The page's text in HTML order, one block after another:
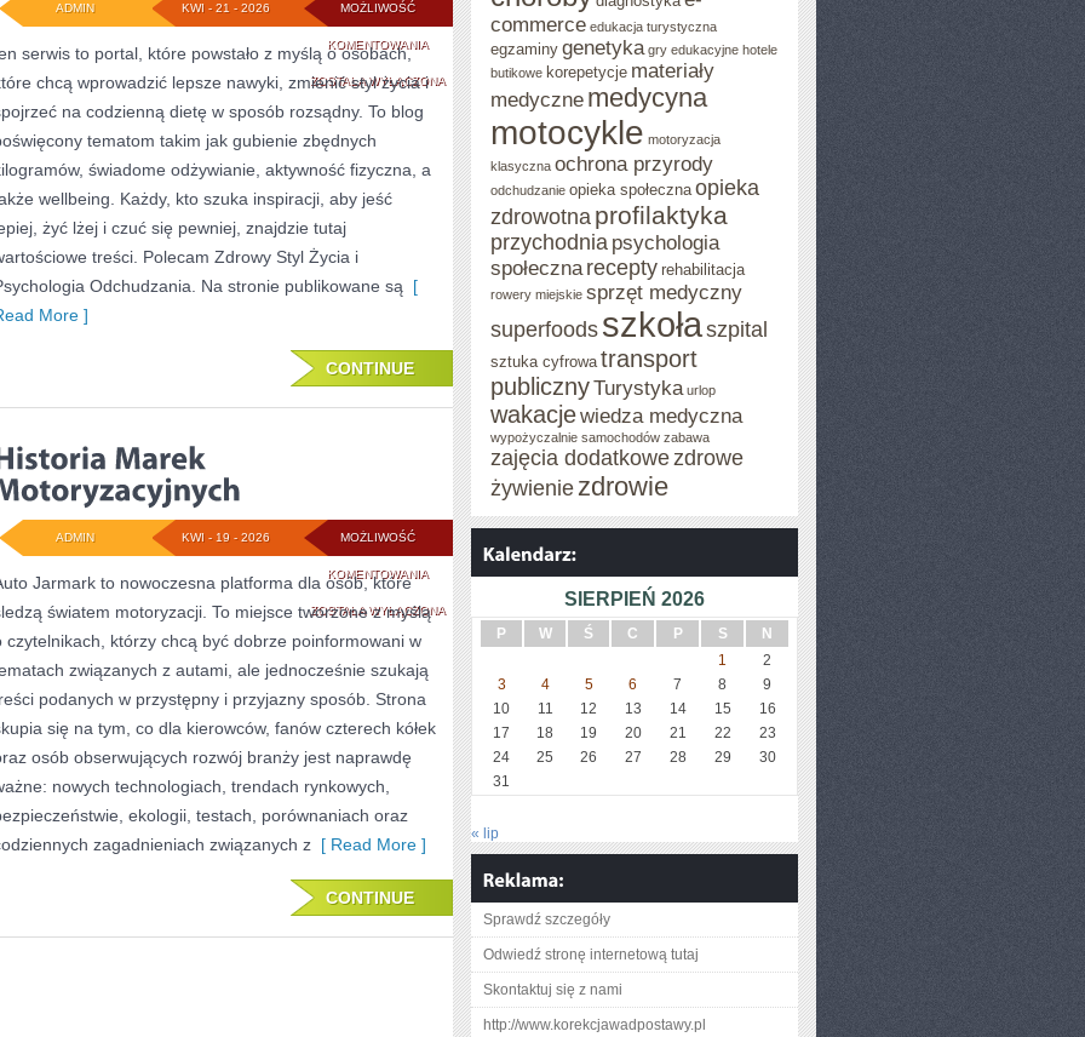
MOŻLIWOŚĆ
KOMENTOWANIAMITY
I
FAKTY
ODCHUDZANIU
ZOSTAŁA WYŁĄCZONA
KWI - 21 - 2026
ADMIN
serwis to portal, które powstało z myślą o osobach,
chcą wprowadzić lepsze nawyki, zmienić styl życia i
na codzienną dietę w sposób rozsądny. To blog
tematom takim jak gubienie zbędnych
świadome odżywianie, aktywność fizyczna, a
wellbeing. Każdy, kto szuka inspiracji, aby jeść
żyć lżej i czuć się pewniej, znajdzie tutaj
treści. Polecam Zdrowy Styl Życia i
Odchudzania. Na stronie publikowane są [
More ]
CONTINUE
MOŻLIWOŚĆ
KOMENTOWANIAHISTORIA
MAREK
MOTORYZACYJNYCH
ZOSTAŁA WYŁĄCZONA
KWI - 19 - 2026
ADMIN
Jarmark to nowoczesna platforma dla osób, które
światem motoryzacji. To miejsce tworzone z myślą
czytelnikach, którzy chcą być dobrze poinformowani w
związanych z autami, ale jednocześnie szukają
podanych w przystępny i przyjazny sposób. Strona
się na tym, co dla kierowców, fanów czterech kółek
osób obserwujących rozwój branży jest naprawdę
nowych technologiach, trendach rynkowych,
ekologii, testach, porównaniach oraz
zagadnieniach związanych z [ Read More ]
CONTINUE
commerce edukacja turystyczna
egzaminy genetyka gry edukacyjne hotele
butikowe korepetycje materiały
medyczne medycyna
motocykle motoryzacja
klasyczna ochrona przyrody
odchudzanie opieka społeczna opieka
zdrowotna profilaktyka
przychodnia psychologia
społeczna recepty rehabilitacja
rowery miejskie sprzęt medyczny
superfoods szkołaszpital
sztuka cyfrowa transport
publicznyTurystyka urlop
wakacjewiedza medyczna
wypożyczalnie samochodów zabawa
zajęcia dodatkowezdrowe
żywienie zdrowie
SIERPIEŃ 2026
P W Ś C P S
N
1
2
3
4 5 6 7 8
9
10
11 12 13 14 15
16
17
18 19 20 21 22
23
24
25 26 27 28 29
30
31
« lip
Sprawdź szczegóły
Odwiedź stronę internetową tutaj
Skontaktuj się z nami
http://www.korekcjawadpostawy.pl